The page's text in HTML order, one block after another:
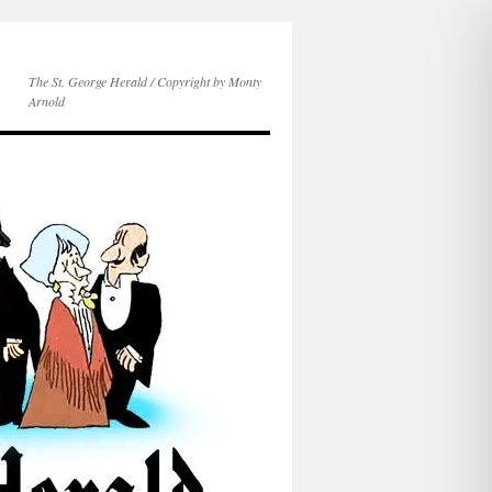
The St. George Herald / Copyright by Monty
Arnold